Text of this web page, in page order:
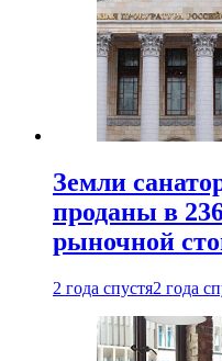
Земли
проданы в
рыночной
2 года спустя2 года